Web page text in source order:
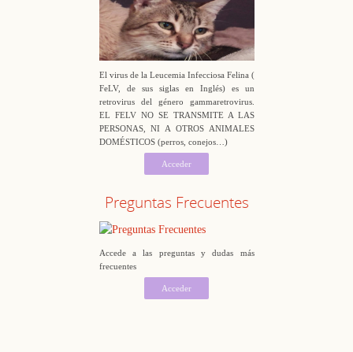
El virus de la Leucemia Infecciosa Felina (
FeLV, de sus siglas en Inglés) es un
retrovirus del género gammaretrovirus.
EL FELV NO SE TRANSMITE A LAS
PERSONAS, NI A OTROS ANIMALES
DOMÉSTICOS (perros, conejos…)
Acceder
Preguntas Frecuentes
Accede a las preguntas y dudas más
frecuentes
Acceder